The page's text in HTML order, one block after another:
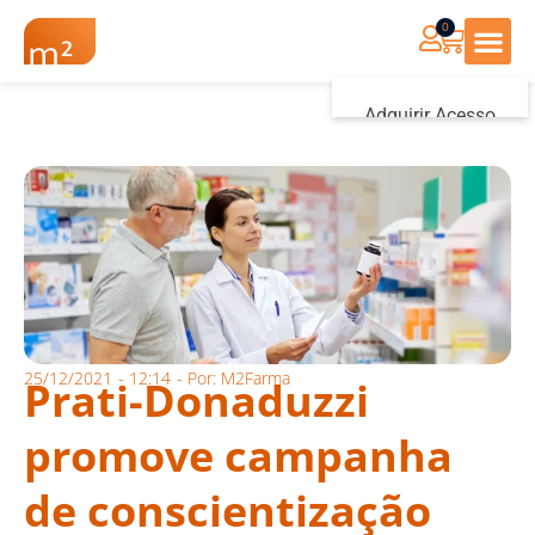
Adquirir Acesso
0
25/12/2021 - 12:14 - Por: M2Farma
Prati-Donaduzzi
promove campanha
de conscientização